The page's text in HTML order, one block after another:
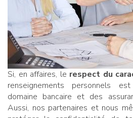
Si, en affaires, le respect du
renseignements personnels
domaine bancaire et des
Aussi, nos partenaires et nous